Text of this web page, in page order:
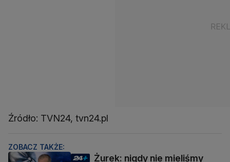
Źródło: TVN24, tvn24.pl
ZOBACZ TAKŻE:
Żurek: nigdy nie mieliśmy